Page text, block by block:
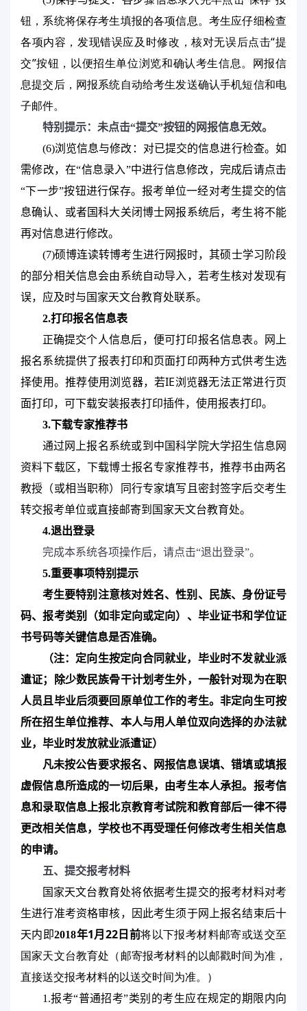
钮，系统将保存考生填报的各项信息。考生应仔细检查
各项内容，发现错误应及时修改，核对无误后点击“提
交”按钮，以便招生单位浏览和确认考生信息。网报信
息提交后，网报系统自动给考生发送确认手机短信和电
子邮件。
特别提示：未点击“提交”按钮的网报信息无效。
(6)浏览信息与修改：对已提交的信息进行检查。如
需修改，在“信息录入”中进行信息修改，完成后请点击
“下一步”按钮进行保存。报考单位一经对考生提交的信
息确认、或者国科大关闭博士网报系统后，考生将不能
再对信息进行修改。
(7)硕博连读转博考生进行网报时，其硕士学习阶段
的部分相关信息会由系统自动导入，若考生核对发现有
误，应及时与 国家天文台教育处联系。
2.打印报名信息表
正确提交个人信息后，便可打印报名信息表。网上
报名系统提供了报表打印和页面打印两种方式供考生选
择使用。推荐使用浏览器，若IE浏览器无法正常进行页
面打印，可下载安装报表打印插件，使用报表打印。
3.下载专家推荐书
通过网上报名系统或到中国科学院大学招生信息网
资料下载区，下载博士报名专家推荐书，推荐书由两名
教授 （或相当职称）同行专家填写且密封签字后交考生
转交报考单位或直接邮寄到国家天文台教育处。
4.退出登录
完成本系统各项操作后，请点击“退出登录”。
5.重要事项特别提示
考生要特别注意核对姓名、性别、民族、身份证号
码、报考类别（如非定向或定向）、毕业证书和学位证
书号码等关键信息是否准确。
（注：定向生按定向合同就业，毕业时不发就业派
遣证；除少数民族骨干计划考生外，一般针对现为在职
人员且毕业后须要回原单位工作的考生。非定向生可按
所在招生单位推荐、本人与用人单位双向选择的办法就
业，毕业时发放就业派遣证）
凡未按公告要求报名、网报信息误填、错填或填报
虚假信息所造成的一切后果，由考生本人承担。报考信
息和录取信息上报北京教育考试院和教育部后一律不得
更改相关信息，学校也不再受理任何修改考生相关信息
的申请。
五、提交报考材料
国家天文台教育处将依据考生提交的报考材料对考
生进行准考资格审核，因此考生须于网上报名结束后十
天内即2018年1 月 22日前将以下报考材料邮寄或送交至
国家天文台教育处 （邮寄报考材料的以邮戳时间为准，
直接送交报考材料的以送交时间为准。）
1.报考“普通招考”类别的考生应在规定的期限内向